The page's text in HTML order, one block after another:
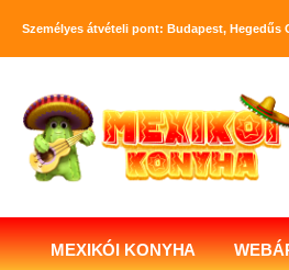
Személyes átvételi pont: Budapest, Hegedűs
MEXIKÓI KONYHA